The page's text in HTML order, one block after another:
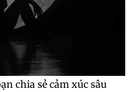
chia sẻ cảm xúc sâu